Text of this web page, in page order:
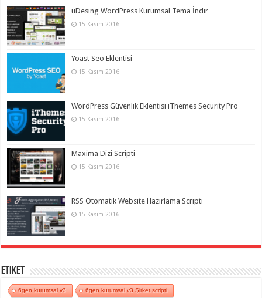
uDesing WordPress Kurumsal Tema İndir
15 Kasım 2016
Yoast Seo Eklentisi
15 Kasım 2016
WordPress Güvenlik Eklentisi iThemes Security Pro
15 Kasım 2016
Maxima Dizi Scripti
15 Kasım 2016
RSS Otomatik Website Hazırlama Scripti
15 Kasım 2016
Etiket
6gen kurumsal v3 6gen kurumsal v3 Şirket scripti